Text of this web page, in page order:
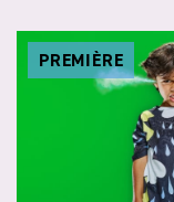
PREMIÈRE